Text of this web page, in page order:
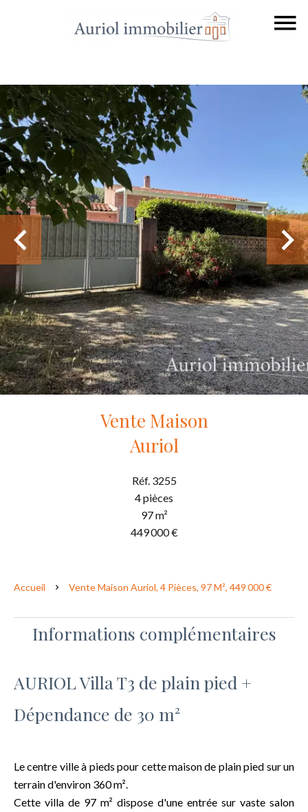
Vente Maison
Auriol
Réf. 3255
4 pièces
97 m²
449 000 €
Accueil Vente Maison Auriol, 4 Pièces, 97 M², 449 000 €
Informations complémentaires
AURIOL Villa T3 de plain pied +
Dépendance de 30 m²
Le centre ville à pieds pour cette maison de plain pied sur un
terrain d'environ 360 m².
Cette villa de 97 m² dispose d'une entrée sur vaste salon